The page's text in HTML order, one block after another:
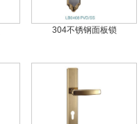
304不锈钢面板锁